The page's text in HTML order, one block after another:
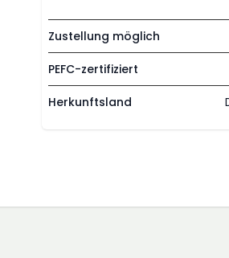
Zustellung möglich
PEFC-zertifiziert
Herkunftsland